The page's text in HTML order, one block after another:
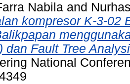
Nabila and
kompresor K-3-02
dan Fault Tree
National